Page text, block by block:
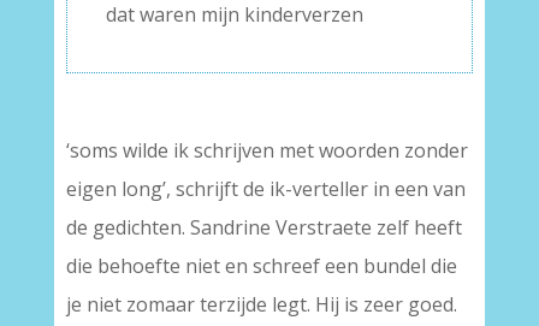
dat waren mijn kinderverzen
‘soms wilde ik schrijven met woorden zonder
eigen long’, schrijft de ik-verteller in een van
de gedichten. Sandrine Verstraete zelf heeft
die behoefte niet en schreef een bundel die
je niet zomaar terzijde legt. Hij is zeer goed.